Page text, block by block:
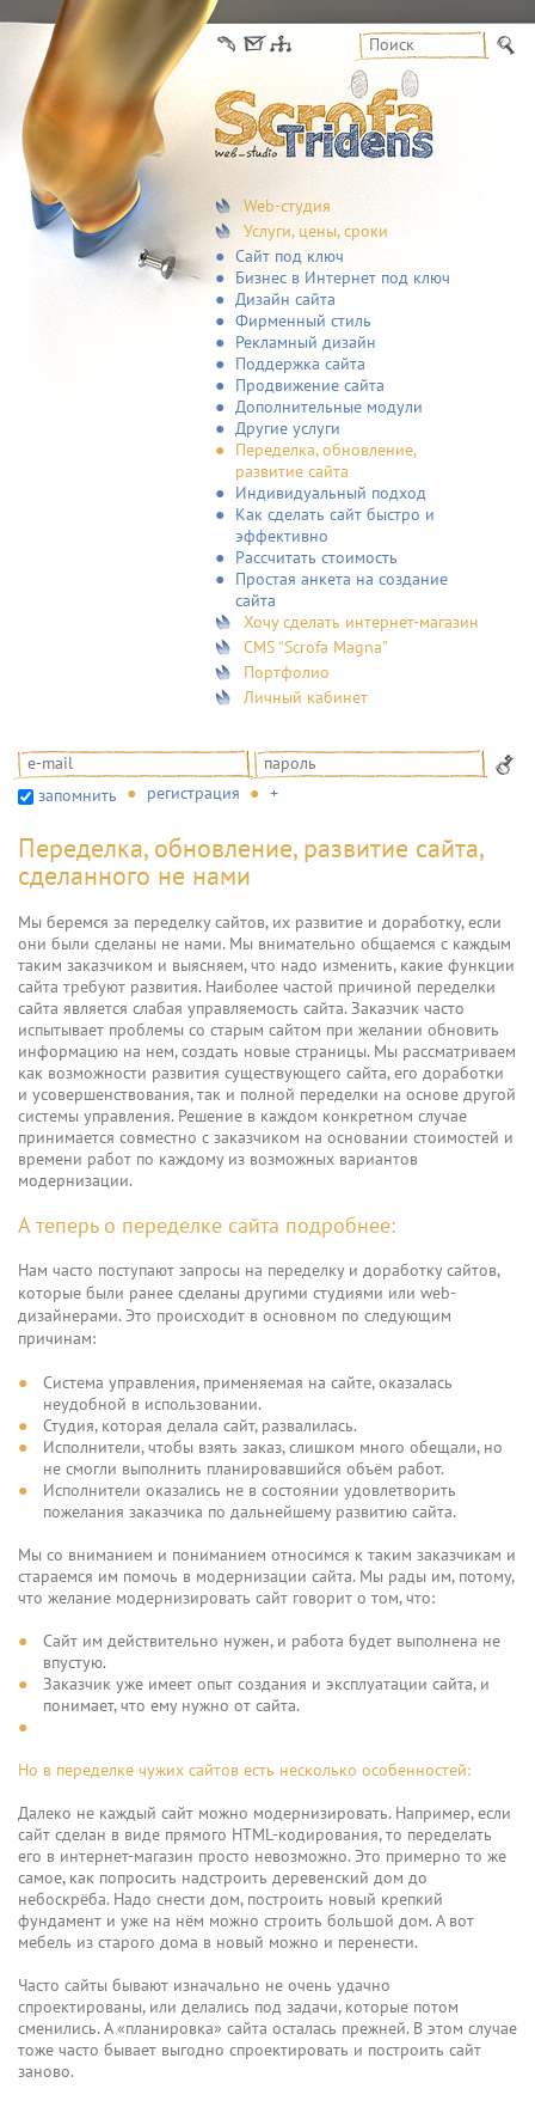
Web-студия
Услуги, цены, сроки
Сайт под ключ
Бизнес в Интернет под ключ
Дизайн сайта
Фирменный стиль
Рекламный дизайн
Поддержка сайта
Продвижение сайта
Дополнительные модули
Другие услуги
Переделка, обновление,
развитие сайта
Индивидуальный подход
Как сделать сайт быстро и
эффективно
Рассчитать стоимость
Простая анкета на создание
сайта
Хочу сделать интернет-магазин
CMS “Scrofa Magna”
Портфолио
Личный кабинет
запомнить регистрация +
Переделка, обновление, развитие сайта,
сделанного не нами
Мы беремся за переделку сайтов, их развитие и доработку, если
они были сделаны не нами. Мы внимательно общаемся с каждым
таким заказчиком и выясняем, что надо изменить, какие функции
сайта требуют развития. Наиболее частой причиной переделки
сайта является слабая управляемость сайта. Заказчик часто
испытывает проблемы со старым сайтом при желании обновить
информацию на нем, создать новые страницы. Мы рассматриваем
как возможности развития существующего сайта, его доработки
и усовершенствования, так и полной переделки на основе другой
системы управления. Решение в каждом конкретном случае
принимается совместно с заказчиком на основании стоимостей и
времени работ по каждому из возможных вариантов
модернизации.
А теперь о переделке сайта подробнее:
Нам часто поступают запросы на переделку и доработку сайтов,
которые были ранее сделаны другими студиями или web-
дизайнерами. Это происходит в основном по следующим
причинам:
Система управления, применяемая на сайте, оказалась
неудобной в использовании.
Студия, которая делала сайт, развалилась.
Исполнители, чтобы взять заказ, слишком много обещали, но
не смогли выполнить планировавшийся объём работ.
Исполнители оказались не в состоянии удовлетворить
пожелания заказчика по дальнейшему развитию сайта.
Мы со вниманием и пониманием относимся к таким заказчикам и
стараемся им помочь в модернизации сайта. Мы рады им, потому,
что желание модернизировать сайт говорит о том, что:
Сайт им действительно нужен, и работа будет выполнена не
впустую.
Заказчик уже имеет опыт создания и эксплуатации сайта, и
понимает, что ему нужно от сайта.
Но в переделке чужих сайтов есть несколько особенностей:
Далеко не каждый сайт можно модернизировать. Например, если
сайт сделан в виде прямого HTML-кодирования, то переделать
его в интернет-магазин просто невозможно. Это примерно то же
самое, как попросить надстроить деревенский дом до
небоскрёба. Надо снести дом, построить новый крепкий
фундамент и уже на нём можно строить большой дом. А вот
мебель из старого дома в новый можно и перенести.
Часто сайты бывают изначально не очень удачно
спроектированы, или делались под задачи, которые потом
сменились. А «планировка» сайта осталась прежней. В этом случае
тоже часто бывает выгодно спроектировать и построить сайт
заново.